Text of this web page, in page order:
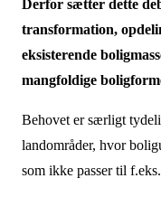
Derfor sætter dette
transformation,
eksisterende
mangfoldige
Behovet er særligt
landområder, hvor
som ikke passer til